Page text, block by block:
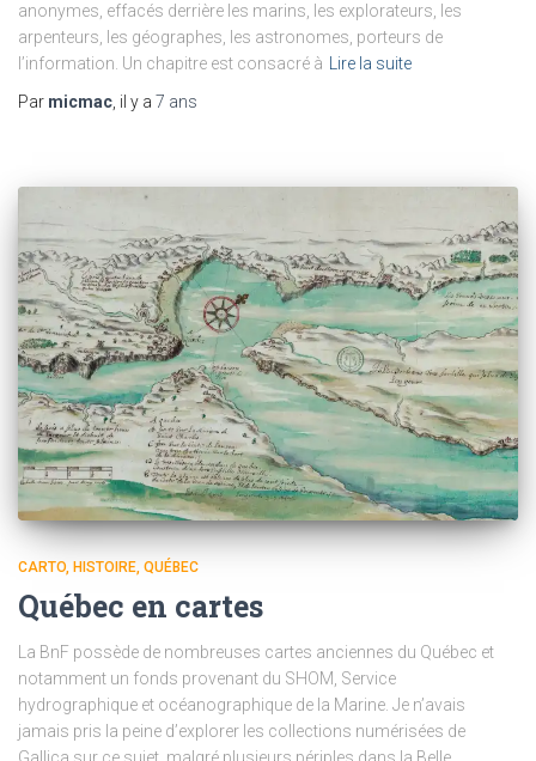
anonymes, effacés derrière les marins, les explorateurs, les
arpenteurs, les géographes, les astronomes, porteurs de
l’information. Un chapitre est consacré à
Lire la suite
Par micmac , il y a 7 ans
CARTO HISTOIRE QUÉBEC
Québec en cartes
La BnF possède de nombreuses cartes anciennes du Québec et
notamment un fonds provenant du SHOM, Service
hydrographique et océanographique de la Marine. Je n’avais
jamais pris la peine d’explorer les collections numérisées de
Gallica sur ce sujet, malgré plusieurs périples dans la Belle